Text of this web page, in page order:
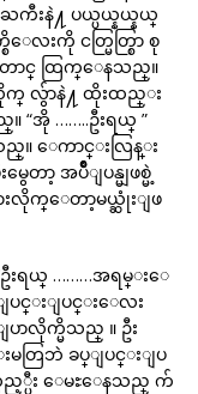
းနဲ႔ ပယ္ပယ္နယ္နယ္
ကို ငတ္မြတ္စြာ စု
တာင္ ထြက္ေနသည္။
လိုက္ လွ်ာနဲ႔ ထိုးထည္း
အို ……..ဦးရယ္ ”
။ ေကာင္းလြန္း
ာ့ အပ်ိဳျပန္မျဖစ္မဲ့
လိုက္ေတာ့မယ္ဆုံးျဖ
ဦးရယ္ ………အရမ္းေ
ပ္ျပင္းျပင္းေလး
ျပာလိုက္မိသည္ ။ ဦး
တြဘဲ ခပ္ျပင္းျပ
ည့္ပီး ေမႊေနသည္ က်